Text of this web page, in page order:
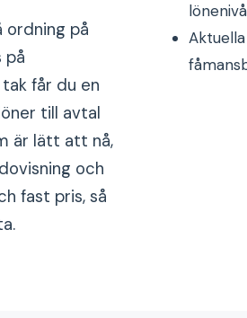
på
på
får du en
till avtal
är lätt att nå,
och
fast pris, så